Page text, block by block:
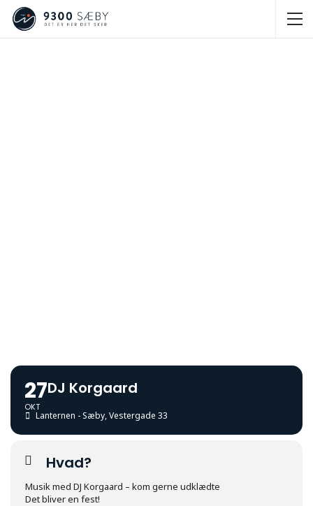
27
OKT
DJ Korgaard
Lanternen - Sæby, Vestergade 33
Hvad?
Musik med DJ Korgaard – kom gerne udklædte
Det bliver en fest!